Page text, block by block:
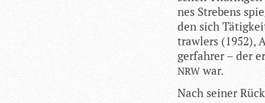
nes Stre­bens
den sich
traw­lers (1952),
ger­fah­rer – der
NRWwar.
Nach sei­ner